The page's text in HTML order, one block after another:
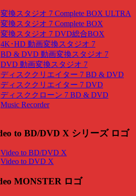
変換スタジオ 7 Complete BOX ULTRA
変換スタジオ 7 Complete BOX
変換スタジオ 7 DVD総合BOX
4K･HD 動画変換スタジオ 7
BD & DVD 動画変換スタジオ 7
DVD 動画変換スタジオ 7
ディスククリエイター 7 BD & DVD
ディスククリエイター 7 DVD
ディスククローン 7 BD & DVD
Music Recorder
Video to BD/DVD X
Video to DVD X